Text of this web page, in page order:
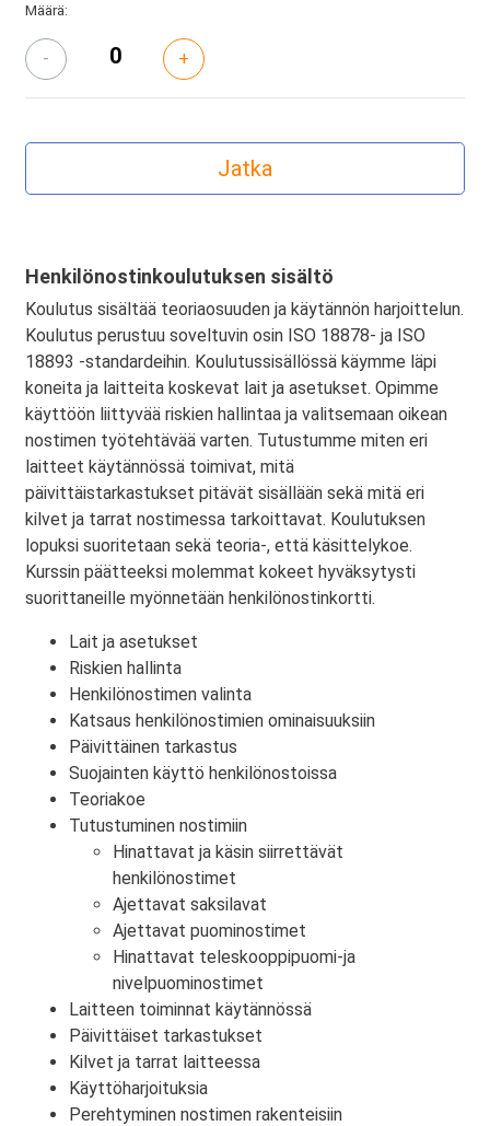
Määrä:
- +
Henkilönostinkoulutuksen sisältö
Koulutus sisältää teoriaosuuden ja käytännön harjoittelun.
Koulutus perustuu soveltuvin osin ISO 18878- ja ISO
18893 -standardeihin. Koulutussisällössä käymme läpi
koneita ja laitteita koskevat lait ja asetukset. Opimme
käyttöön liittyvää riskien hallintaa ja valitsemaan oikean
nostimen työtehtävää varten. Tutustumme miten eri
laitteet käytännössä toimivat, mitä
päivittäistarkastukset pitävät sisällään sekä mitä eri
kilvet ja tarrat nostimessa tarkoittavat. Koulutuksen
lopuksi suoritetaan sekä teoria-, että käsittelykoe.
Kurssin päätteeksi molemmat kokeet hyväksytysti
suorittaneille myönnetään henkilönostinkortti.
Lait ja asetukset
Riskien hallinta
Henkilönostimen valinta
Katsaus henkilönostimien ominaisuuksiin
Päivittäinen tarkastus
Suojainten käyttö henkilönostoissa
Teoriakoe
Tutustuminen nostimiin
Hinattavat ja käsin siirrettävät
henkilönostimet
Ajettavat saksilavat
Ajettavat puominostimet
Hinattavat teleskooppipuomi-ja
nivelpuominostimet
Laitteen toiminnat käytännössä
Päivittäiset tarkastukset
Kilvet ja tarrat laitteessa
Käyttöharjoituksia
Perehtyminen nostimen rakenteisiin